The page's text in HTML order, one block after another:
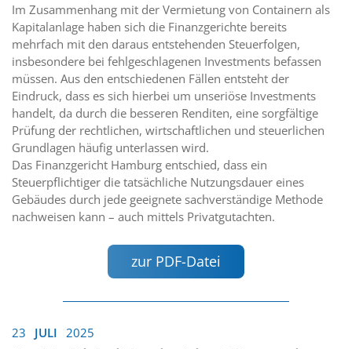
Im Zusammenhang mit der Vermietung von Containern als
Kapitalanlage haben sich die Finanzgerichte bereits
mehrfach mit den daraus entstehenden Steuerfolgen,
insbesondere bei fehlgeschlagenen Investments befassen
müssen. Aus den entschiedenen Fällen entsteht der
Eindruck, dass es sich hierbei um unseriöse Investments
handelt, da durch die besseren Renditen, eine sorgfältige
Prüfung der rechtlichen, wirtschaftlichen und steuerlichen
Grundlagen häufig unterlassen wird.
Das Finanzgericht Hamburg entschied, dass ein
Steuerpflichtiger die tatsächliche Nutzungsdauer eines
Gebäudes durch jede geeignete sachverständige Methode
nachweisen kann – auch mittels Privatgutachten.
zur PDF-Datei
23 JULI 2025